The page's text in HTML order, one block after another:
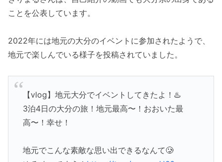
ことを公表しています。
2022年には地元の大分のイベントに参加されたようで、
地元で楽しんでいる様子を投稿されていました。
【vlog】地元大分でイベントしてきたよ！♨️
3泊4日の大分の旅！地元最高〜！おおいた最
高〜！幸せ！
地元でこんな素敵な思い出できるなんて🥲